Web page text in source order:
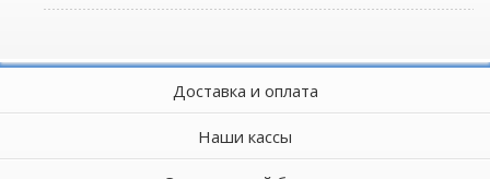
Доставка и оплата
Наши кассы